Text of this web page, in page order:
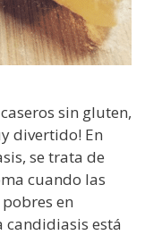
sin gluten,
divertido! En
se trata de
cuando las
en
candidiasis está